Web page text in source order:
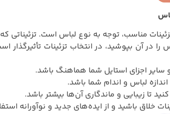
مناسب، توجه به نوع لباس است.
را در آن بپوشید، در انتخاب تزئینات
و سایر اجزای استایل شما هماهنگ باشد.
اندازه لباس و اندام شما باشد.
تا زیبایی و ماندگاری آن‌ها بیشتر باشد.
خلاق باشید و از ایده‌های جدید و نوآورانه